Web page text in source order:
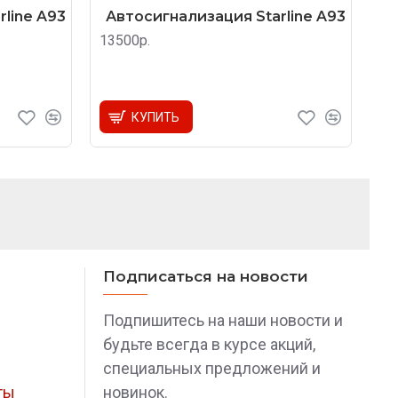
A93
Автосигнализация Starline A93
13500р.
КУПИТЬ
Подписаться на новости
Подпишитесь на наши новости и
будьте всегда в курсе акций,
специальных предложений и
новинок.